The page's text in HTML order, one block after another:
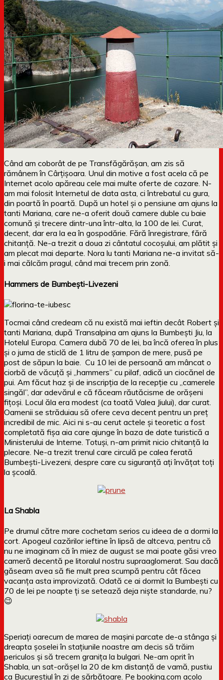
Când am coborât de pe Transfăgărășan, am zis să
rămânem în Cârțișoara. Unul din motive a fost acela că pe
Internet acolo apăreau cele mai multe oferte de cazare. N-
am mai folosit Internetul de data asta, ci întrebatul cu gura,
din poartă în poartă. După un hotel și o pensiune am ajuns la
tanti Mariana, care ne-a oferit două camere duble cu baie
comună și trecere dintr-una într-alta, la 100 de lei. Curat,
decent, dar era la ea în gospodărie. Fără înregistrare, fără
chitanță. Ne-a trezit a doua zi cântatul cocoșului, am plătit și
am plecat mai departe. Nora lu tanti Mariana ne-a invitat să-
i mai călcăm pragul, când mai trecem prin zonă.
Hammers de Bumbești-Livezeni
Tocmai când credeam că nu există mai ieftin decât Robert și
tanti Mariana, după Transalpina am ajuns la Bumbești Jiu, la
Hotelul Europa. Camera dubă 70 de lei, ba încă oferea în plus
și o juma de sticlă de 1 litru de șampon de mere, pusă pe
post de săpun la baie. Cu 10 lei de persoană am mâncat o
ciorbă de văcuță și „hammers” cu pilaf, adică un ciocănel de
pui. Am făcut haz și de inscripția de la recepție cu „camerele
singăl”, dar adevărul e că făceam răutăcisme de orășeni
fițoși. Locul ăla era modest (ca toată Valea Jiului), dar curat.
Oamenii se străduiau să ofere ceva decent pentru un preț
incredibil de mic. Aici ni s-au cerut actele și teoretic a fost
completată fișa aia care ajunge în baza de date turistică a
Ministerului de Interne. Totuși, n-am primit nicio chitanță la
plecare. Ne-a trezit trenul care circulă pe calea ferată
Bumbești-Livezeni, despre care cu siguranță ați învățat toți
la școală.
La Shabla
Pe drumul către mare cochetam serios cu ideea de a dormi la
cort. Apogeul cazărilor ieftine în lipsă de altceva, pentru că
nu ne imaginam că în miez de august se mai poate găsi vreo
cameră decentă pe litoralul nostru supraaglomerat. Sau dacă
găseam avea să fie mult prea scumpă pentru cât făcea
vacanța asta improvizată. Odată ce ai dormit la Bumbești cu
70 de lei pe noapte ți se setează deja niște standarde, nu?
😉
Speriați oarecum de marea de mașini parcate de-a stânga și
dreapta șoselei în stațiunile noastre am decis să trăim
periculos și să trecem granița la bulgari. Ne-am oprit în
Shabla, un sat-orășel la 20 de km distanță de vamă, pustiu
ca Bucureștiul în zi de sărbătoare. Pe booking.com acolo